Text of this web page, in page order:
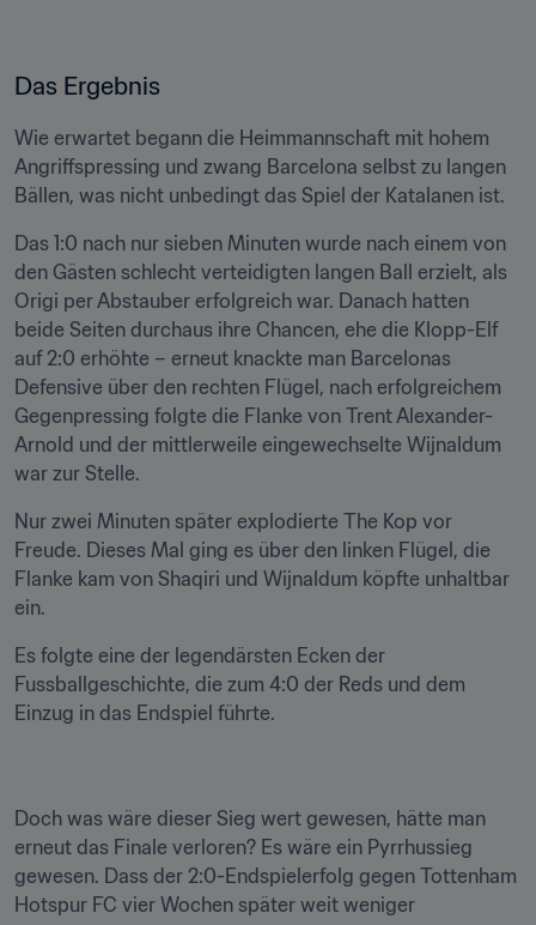
Das Ergebnis
Wie erwartet begann die Heimmannschaft mit hohem
Angriffspressing und zwang Barcelona selbst zu langen
Bällen, was nicht unbedingt das Spiel der Katalanen ist.
Das 1:0 nach nur sieben Minuten wurde nach einem von
den Gästen schlecht verteidigten langen Ball erzielt, als
Origi per Abstauber erfolgreich war. Danach hatten
beide Seiten durchaus ihre Chancen, ehe die Klopp-Elf
auf 2:0 erhöhte – erneut knackte man Barcelonas
Defensive über den rechten Flügel, nach erfolgreichem
Gegenpressing folgte die Flanke von Trent Alexander-
Arnold und der mittlerweile eingewechselte Wijnaldum
war zur Stelle.
Nur zwei Minuten später explodierte The Kop vor
Freude. Dieses Mal ging es über den linken Flügel, die
Flanke kam von Shaqiri und Wijnaldum köpfte unhaltbar
ein.
Es folgte eine der legendärsten Ecken der
Fussballgeschichte, die zum 4:0 der Reds und dem
Einzug in das Endspiel führte.
Doch was wäre dieser Sieg wert gewesen, hätte man
erneut das Finale verloren? Es wäre ein Pyrrhussieg
gewesen. Dass der 2:0-Endspielerfolg gegen Tottenham
Hotspur FC vier Wochen später weit weniger